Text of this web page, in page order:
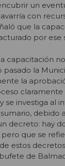
un
con
que la
por ese
capacitación
pasado la
la
claramente
se investiga al
debido
decreto: hay
que se
estos
de